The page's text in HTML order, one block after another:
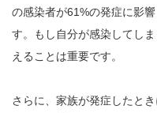
の感染者が61%の発症に影
す。もし自分が感染してし
えることは重要です。
さらに、家族が発症したと